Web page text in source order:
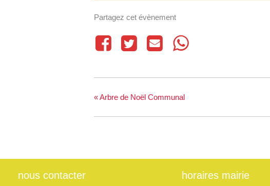
Partagez cet évènement
«Arbre de Noël Communal
nous contacter horaires mairie